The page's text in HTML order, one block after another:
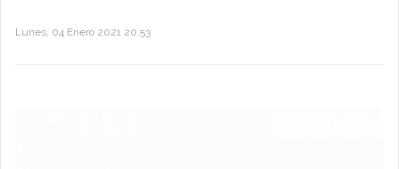
Lunes, 04 Enero 2021 20:53